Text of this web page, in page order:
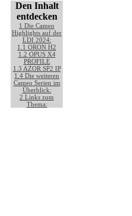
Den Inhalt
entdecken
1 Die Cameo
Highlights auf der
LDI 2024:
1.1 ORON H2
1.2 OPUS X4
PROFILE
1.3 AZOR SP2 IP
1.4 Die weiteren
Cameo Serien im
Überblick:
2 Links zum
Thema: